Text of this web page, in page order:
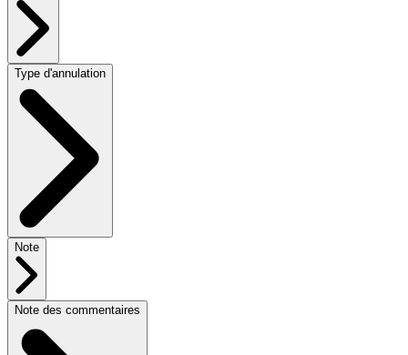
Type d'annulation
Note
Note des commentaires